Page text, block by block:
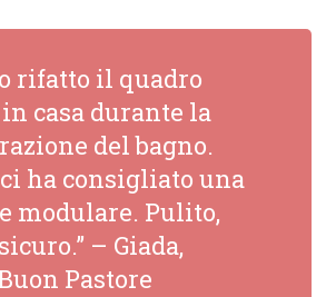
rifatto il quadro
casa durante la
del bagno.
ha consigliato una
modulare. Pulito,
– Giada,
Pastore